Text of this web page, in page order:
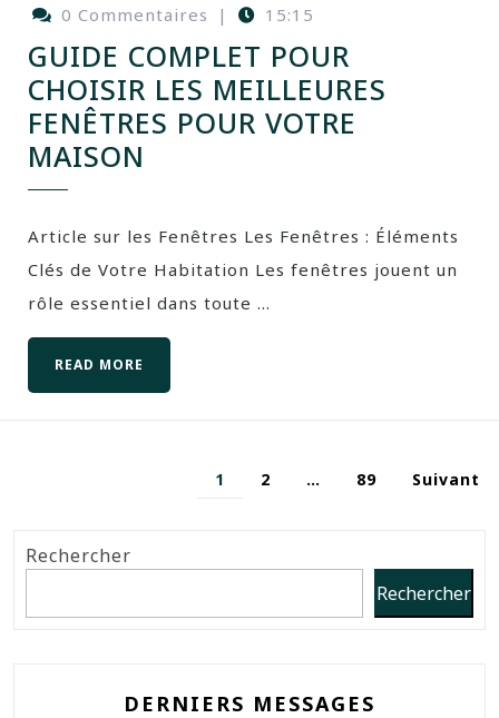
0 Commentaires
| 15:15
GUIDE COMPLET POUR
CHOISIR LES MEILLEURES
FENÊTRES POUR VOTRE
MAISON
Article sur les Fenêtres Les Fenêtres : Éléments
Clés de Votre Habitation Les fenêtres jouent un
rôle essentiel dans toute ...
READ MORE
1 2 … 89 Suivant
Rechercher
Rechercher
DERNIERS MESSAGES